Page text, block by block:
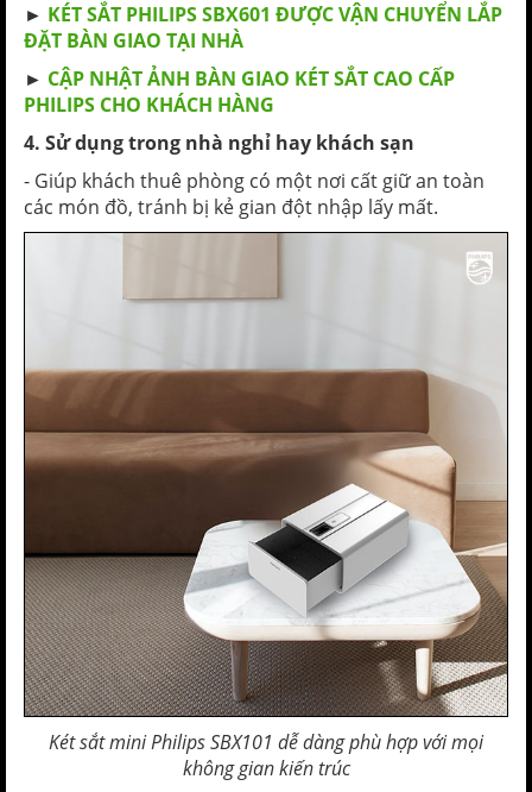
► KÉT SẮT PHILIPS SBX601 ĐƯỢC VẬN CHUYỂN LẮP
ĐẶT BÀN GIAO TẠI NHÀ
► CẬP NHẬT ẢNH BÀN GIAO KÉT SẮT CAO CẤP
PHILIPS CHO KHÁCH HÀNG
4. Sử dụng trong nhà nghỉ hay khách sạn
- Giúp khách thuê phòng có một nơi cất giữ an toàn
các món đồ, tránh bị kẻ gian đột nhập lấy mất.
Két sắt mini Philips SBX101 dễ dàng phù hợp với mọi
không gian kiến trúc